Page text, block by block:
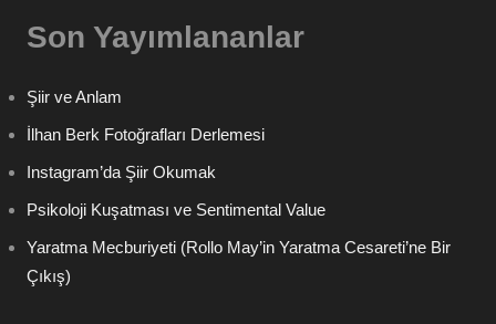
Son Yayımlananlar
Şiir ve Anlam
İlhan Berk Fotoğrafları Derlemesi
Instagram’da Şiir Okumak
Psikoloji Kuşatması ve Sentimental Value
Yaratma Mecburiyeti (Rollo May’in Yaratma Cesareti’ne Bir
Çıkış)